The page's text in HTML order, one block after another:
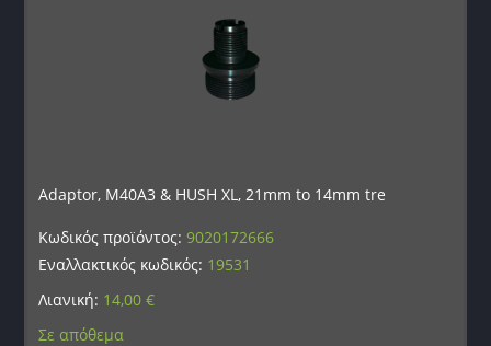
Adaptor, M40A3 & HUSH XL, 21mm to 14mm tre
Κωδικός προϊόντος:9020172666
Εναλλακτικός κωδικός: 19531
Λιανική: 14,00€
Σε απόθεμα